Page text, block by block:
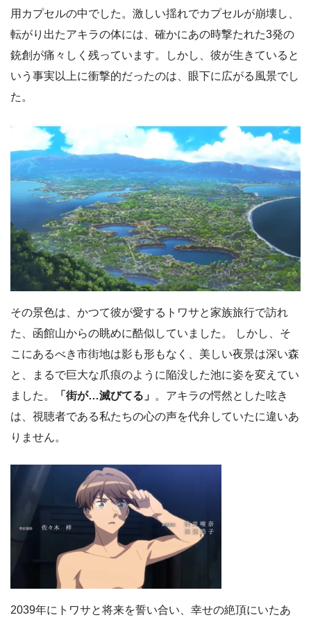
用カプセルの中でした。激しい揺れでカプセルが崩壊し、
転がり出たアキラの体には、確かにあの時撃たれた3発の
銃創が痛々しく残っています。しかし、彼が生きていると
いう事実以上に衝撃的だったのは、眼下に広がる風景でし
た。
その景色は、かつて彼が愛するトワサと家族旅行で訪れ
た、函館山からの眺めに酷似していました。 しかし、そ
こにあるべき市街地は影も形もなく、美しい夜景は深い森
と、まるで巨大な爪痕のように陥没した池に姿を変えてい
ました。
「街が…滅びてる」 。アキラの愕然とした呟き
は、視聴者である私たちの心の声を代弁していたに違いあ
りません。
2039年にトワサと将来を誓い合い、幸せの絶頂にいたあ